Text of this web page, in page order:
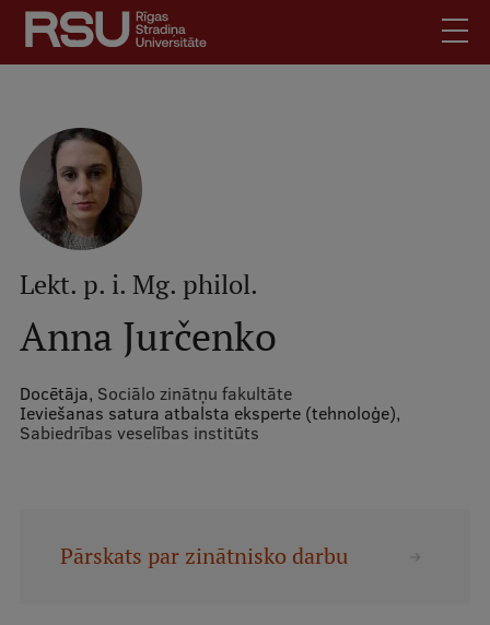
Pārlekt
galveno
saturu
Latviski
Meklēt Mobile
augšējā
izvēlne
Skolēniem
Studentiem
Darbiniekiem
Darba devējiem
Kontakti
galvenā
Studiju iespējas
Lekt. p. i. Mg. philol.
Anna Jurčenko
Docētāja, Sociālo zinātņu fakultāte
Ieviešanas satura atbalsta eksperte (tehnoloģe),
Sabiedrības veselības institūts
Pārskats par zinātnisko darbu